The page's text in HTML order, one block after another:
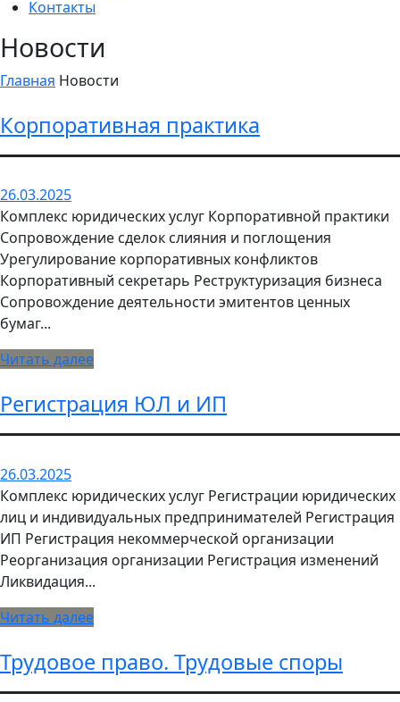
Контакты
Новости
Главная Новости
Корпоративная практика
26.03.2025
Комплекс юридических услуг Корпоративной практики
Сопровождение сделок слияния и поглощения
Урегулирование корпоративных конфликтов
Корпоративный секретарь Реструктуризация бизнеса
Сопровождение деятельности эмитентов ценных
бумаг...
Читать далее
Регистрация ЮЛ и ИП
26.03.2025
Комплекс юридических услуг Регистрации юридических
лиц и индивидуальных предпринимателей Регистрация
ИП Регистрация некоммерческой организации
Реорганизация организации Регистрация изменений
Ликвидация...
Читать далее
Трудовое право. Трудовые споры